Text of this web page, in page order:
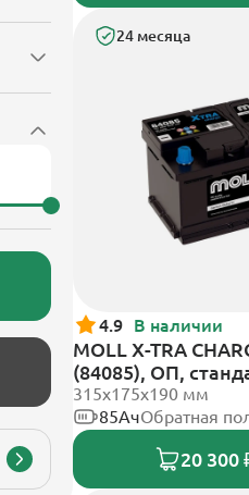
24 месяца
4.9 В наличии
MOLL X-TRA
(84085), ОП,
315x175x190 мм
85АчОбратная
20 300